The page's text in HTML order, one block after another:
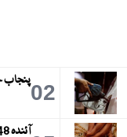
02پنجاب